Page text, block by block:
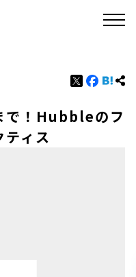
で！Hubbleのフ
ティス